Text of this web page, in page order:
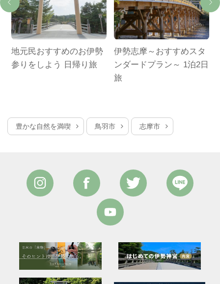
地元民おすすめのお伊勢
参りをしよう 日帰り旅
伊勢志摩～おすすめスタ
ンダードプラン～ 1泊2日
旅
豊かな自然を満喫 鳥羽市 志摩市